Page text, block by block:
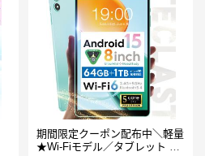
期間限定クーポン配布中＼軽量
★Wi-Fiモデル／タブレット 8